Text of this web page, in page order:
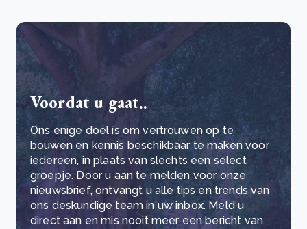
Voordat u gaat..
Ons enige doel is om vertrouwen op te
bouwen en kennis beschikbaar te maken voor
iedereen, in plaats van slechts een select
groepje. Door u aan te melden voor onze
nieuwsbrief, ontvangt u alle tips en trends van
ons deskundige team in uw inbox. Meld u
direct aan en mis nooit meer een bericht van